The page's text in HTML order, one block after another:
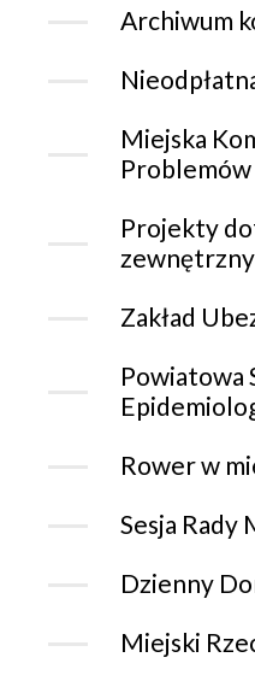
Archiwum
Miejska
Projekty
Zakład
Powiatowa
Rower w
Sesja Rady
Dzienny
Miejski